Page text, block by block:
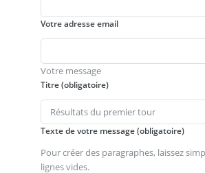
Votre adresse email
Votre message
Titre (obligatoire)
Texte de votre message (obligatoire)
Pour créer des paragraphes, laissez
lignes vides.